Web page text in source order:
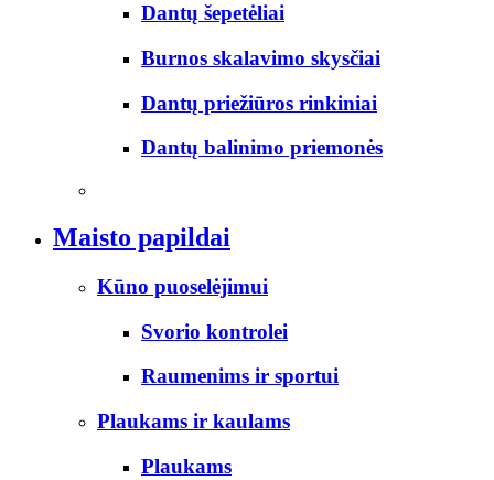
Dantų šepetėliai
Burnos skalavimo skysčiai
Dantų priežiūros rinkiniai
Dantų balinimo priemonės
Maisto papildai
Kūno puoselėjimui
Svorio kontrolei
Raumenims ir sportui
Plaukams ir kaulams
Plaukams